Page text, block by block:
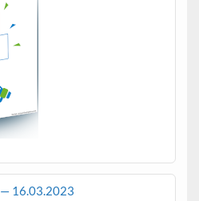
— 16.03.2023